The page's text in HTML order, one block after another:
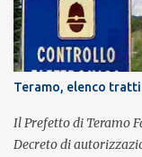
composta da Simone
Palermo al basso e
Salvo Vinci alla voce.
Brian May e Roger
Teramo, elenco
Il Prefetto di Teramo
Decreto di